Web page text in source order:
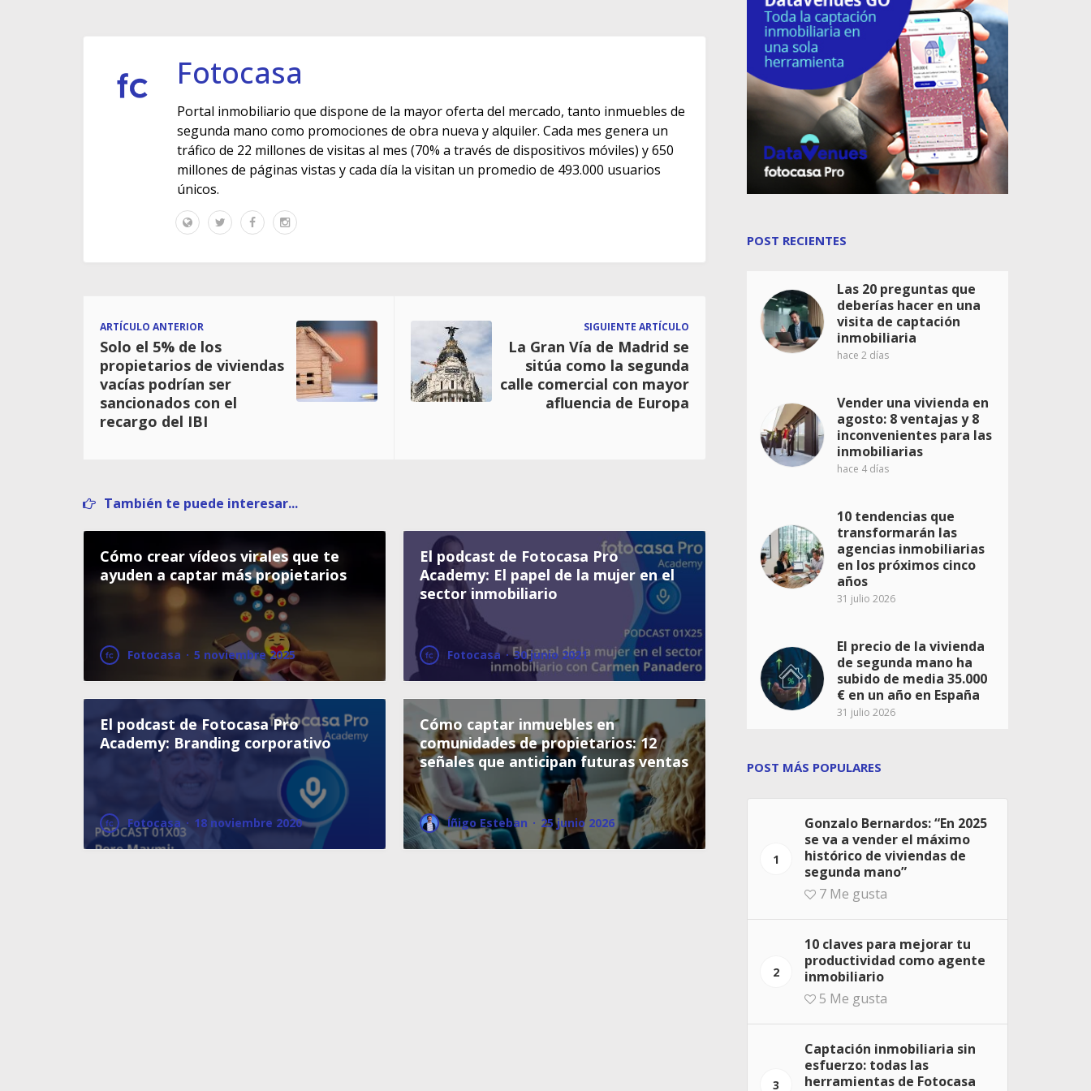
Fotocasa
Portal inmobiliario que dispone de la mayor oferta del mercado, tanto inmuebles de
segunda mano como promociones de obra nueva y alquiler. Cada mes genera un
tráfico de 22 millones de visitas al mes (70% a través de dispositivos móviles) y 650
millones de páginas vistas y cada día la visitan un promedio de 493.000 usuarios
únicos.
ARTÍCULO ANTERIOR
Solo el 5% de los
propietarios de viviendas
vacías podrían ser
sancionados con el
recargo del IBI
SIGUIENTE ARTÍCULO
La Gran Vía de Madrid se
sitúa como la segunda
calle comercial con mayor
afluencia de Europa
También te puede interesar...
Cómo crear vídeos virales que te
ayuden a captar más propietarios
Fotocasa · 5 noviembre 2025
El podcast de Fotocasa Pro
Academy: El papel de la mujer en el
sector inmobiliario
Fotocasa · 30 junio 2021
El podcast de Fotocasa Pro
Academy: Branding corporativo
Fotocasa · 18 noviembre 2020
Cómo captar inmuebles en
comunidades de propietarios: 12
señales que anticipan futuras ventas
Íñigo Esteban · 25 junio 2026
POST RECIENTES
Las 20 preguntas que
deberías hacer en una
visita de captación
inmobiliaria
hace 2 días
Vender una vivienda en
agosto: 8 ventajas y 8
inconvenientes para las
inmobiliarias
hace 4 días
10 tendencias que
transformarán las
agencias inmobiliarias
en los próximos cinco
años
31 julio 2026
El precio de la vivienda
de segunda mano ha
subido de media 35.000
€ en un año en España
31 julio 2026
POST MÁS POPULARES
1
Gonzalo Bernardos: “En 2025
se va a vender el máximo
histórico de viviendas de
segunda mano”
7 Me gusta
2
10 claves para mejorar tu
productividad como agente
inmobiliario
5 Me gusta
3
Captación inmobiliaria sin
esfuerzo: todas las
herramientas de Fotocasa